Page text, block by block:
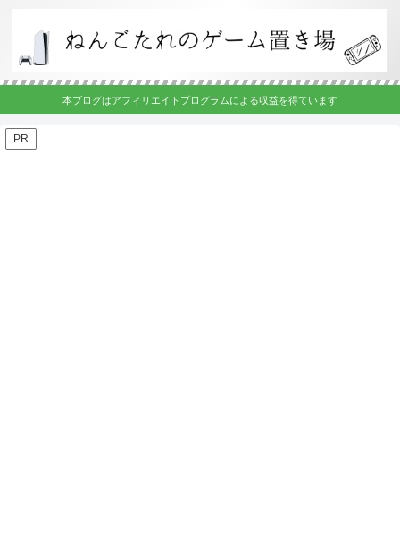
本ブログはアフィリエイトプログラムによる収益を得ています
PR